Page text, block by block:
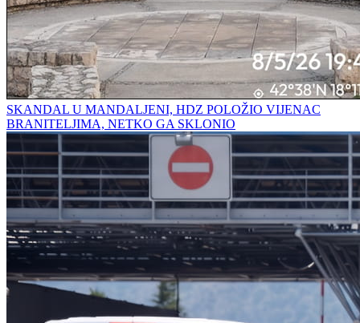
SKANDAL U MANDALJENI, HDZ POLOŽIO VIJENAC
BRANITELJIMA, NETKO GA SKLONIO